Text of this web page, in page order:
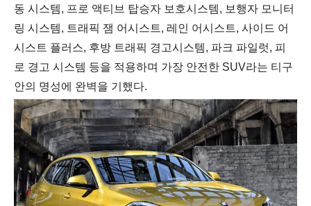
동 시스템, 프로 액티브 탑승자 보호시스템, 보행자 모니터
링 시스템, 트래픽 잼 어시스트, 레인 어시스트, 사이드 어
시스트 플러스, 후방 트래픽 경고시스템, 파크 파일럿, 피
로 경고 시스템 등을 적용하며 가장 안전한 SUV라는 티구
안의 명성에 완벽을 기했다.